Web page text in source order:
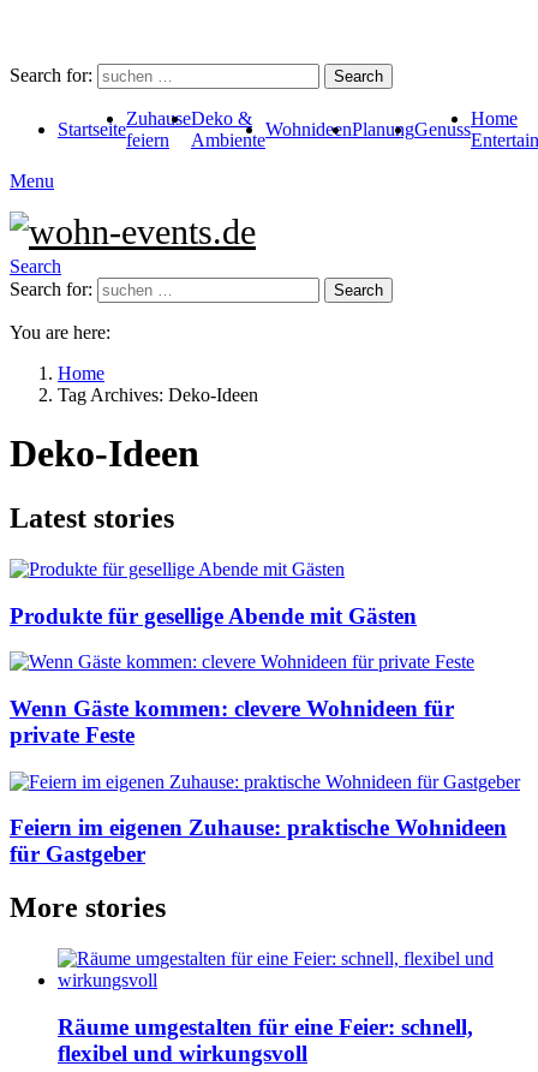
Search for: Search
Startseite
Zuhause
feiern
Deko &
Ambiente
WohnideenPlanungGenuss
Home
Menu
Search
Search for:
Search
You are here:
Home
Tag Archives: Deko-Ideen
Deko-Ideen
Latest stories
Produkte für gesellige Abende mit Gästen
Wenn Gäste kommen: clevere Wohnideen für
private Feste
Feiern im eigenen Zuhause: praktische Wohnideen
für Gastgeber
More stories
Räume umgestalten für eine Feier: schnell,
flexibel und wirkungsvoll